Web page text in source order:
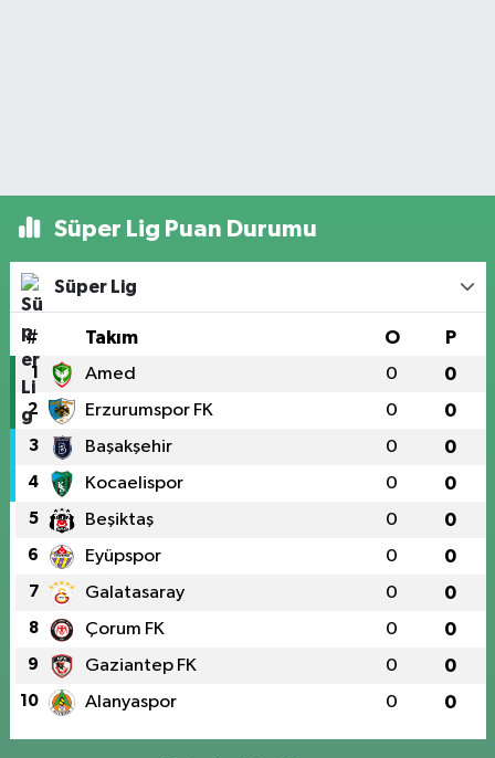
Süper Lig Puan Durumu
Süper Lig
# Takım O P
1 Amed 0 0
2 Erzurumspor FK 0 0
3 Başakşehir 0 0
4 Kocaelispor 0 0
5 Beşiktaş 0 0
6 Eyüpspor 0 0
7 Galatasaray 0 0
8 Çorum FK 0 0
9 Gaziantep FK 0 0
10 Alanyaspor 0 0